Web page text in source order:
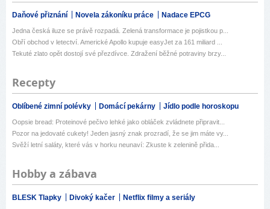
Daňové přiznání Novela zákoníku práce Nadace EPCG
Jedna česká iluze se právě rozpadá. Zelená transformace je pojistkou p...
Obří obchod v letectví. Americké Apollo kupuje easyJet za 161 miliard ...
Tekuté zlato opět dostojí své přezdívce. Zdražení běžné potraviny brzy...
Recepty
Oblíbené zimní polévky Domácí pekárny Jídlo podle horoskopu
Oopsie bread: Proteinové pečivo lehké jako obláček zvládnete připravit...
Pozor na jedovaté cukety! Jeden jasný znak prozradí, že se jim máte vy...
Svěží letní saláty, které vás v horku neunaví: Zkuste k zelenině přida...
Hobby a zábava
BLESK Tlapky Divoký kačer Netflix filmy a seriály